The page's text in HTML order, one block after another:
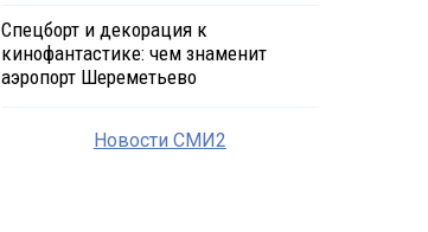
Спецборт и декорация к
кинофантастике: чем знаменит
аэропорт Шереметьево
Новости СМИ2